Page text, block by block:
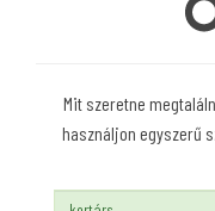
Mit szeretne
használjon egyszerű